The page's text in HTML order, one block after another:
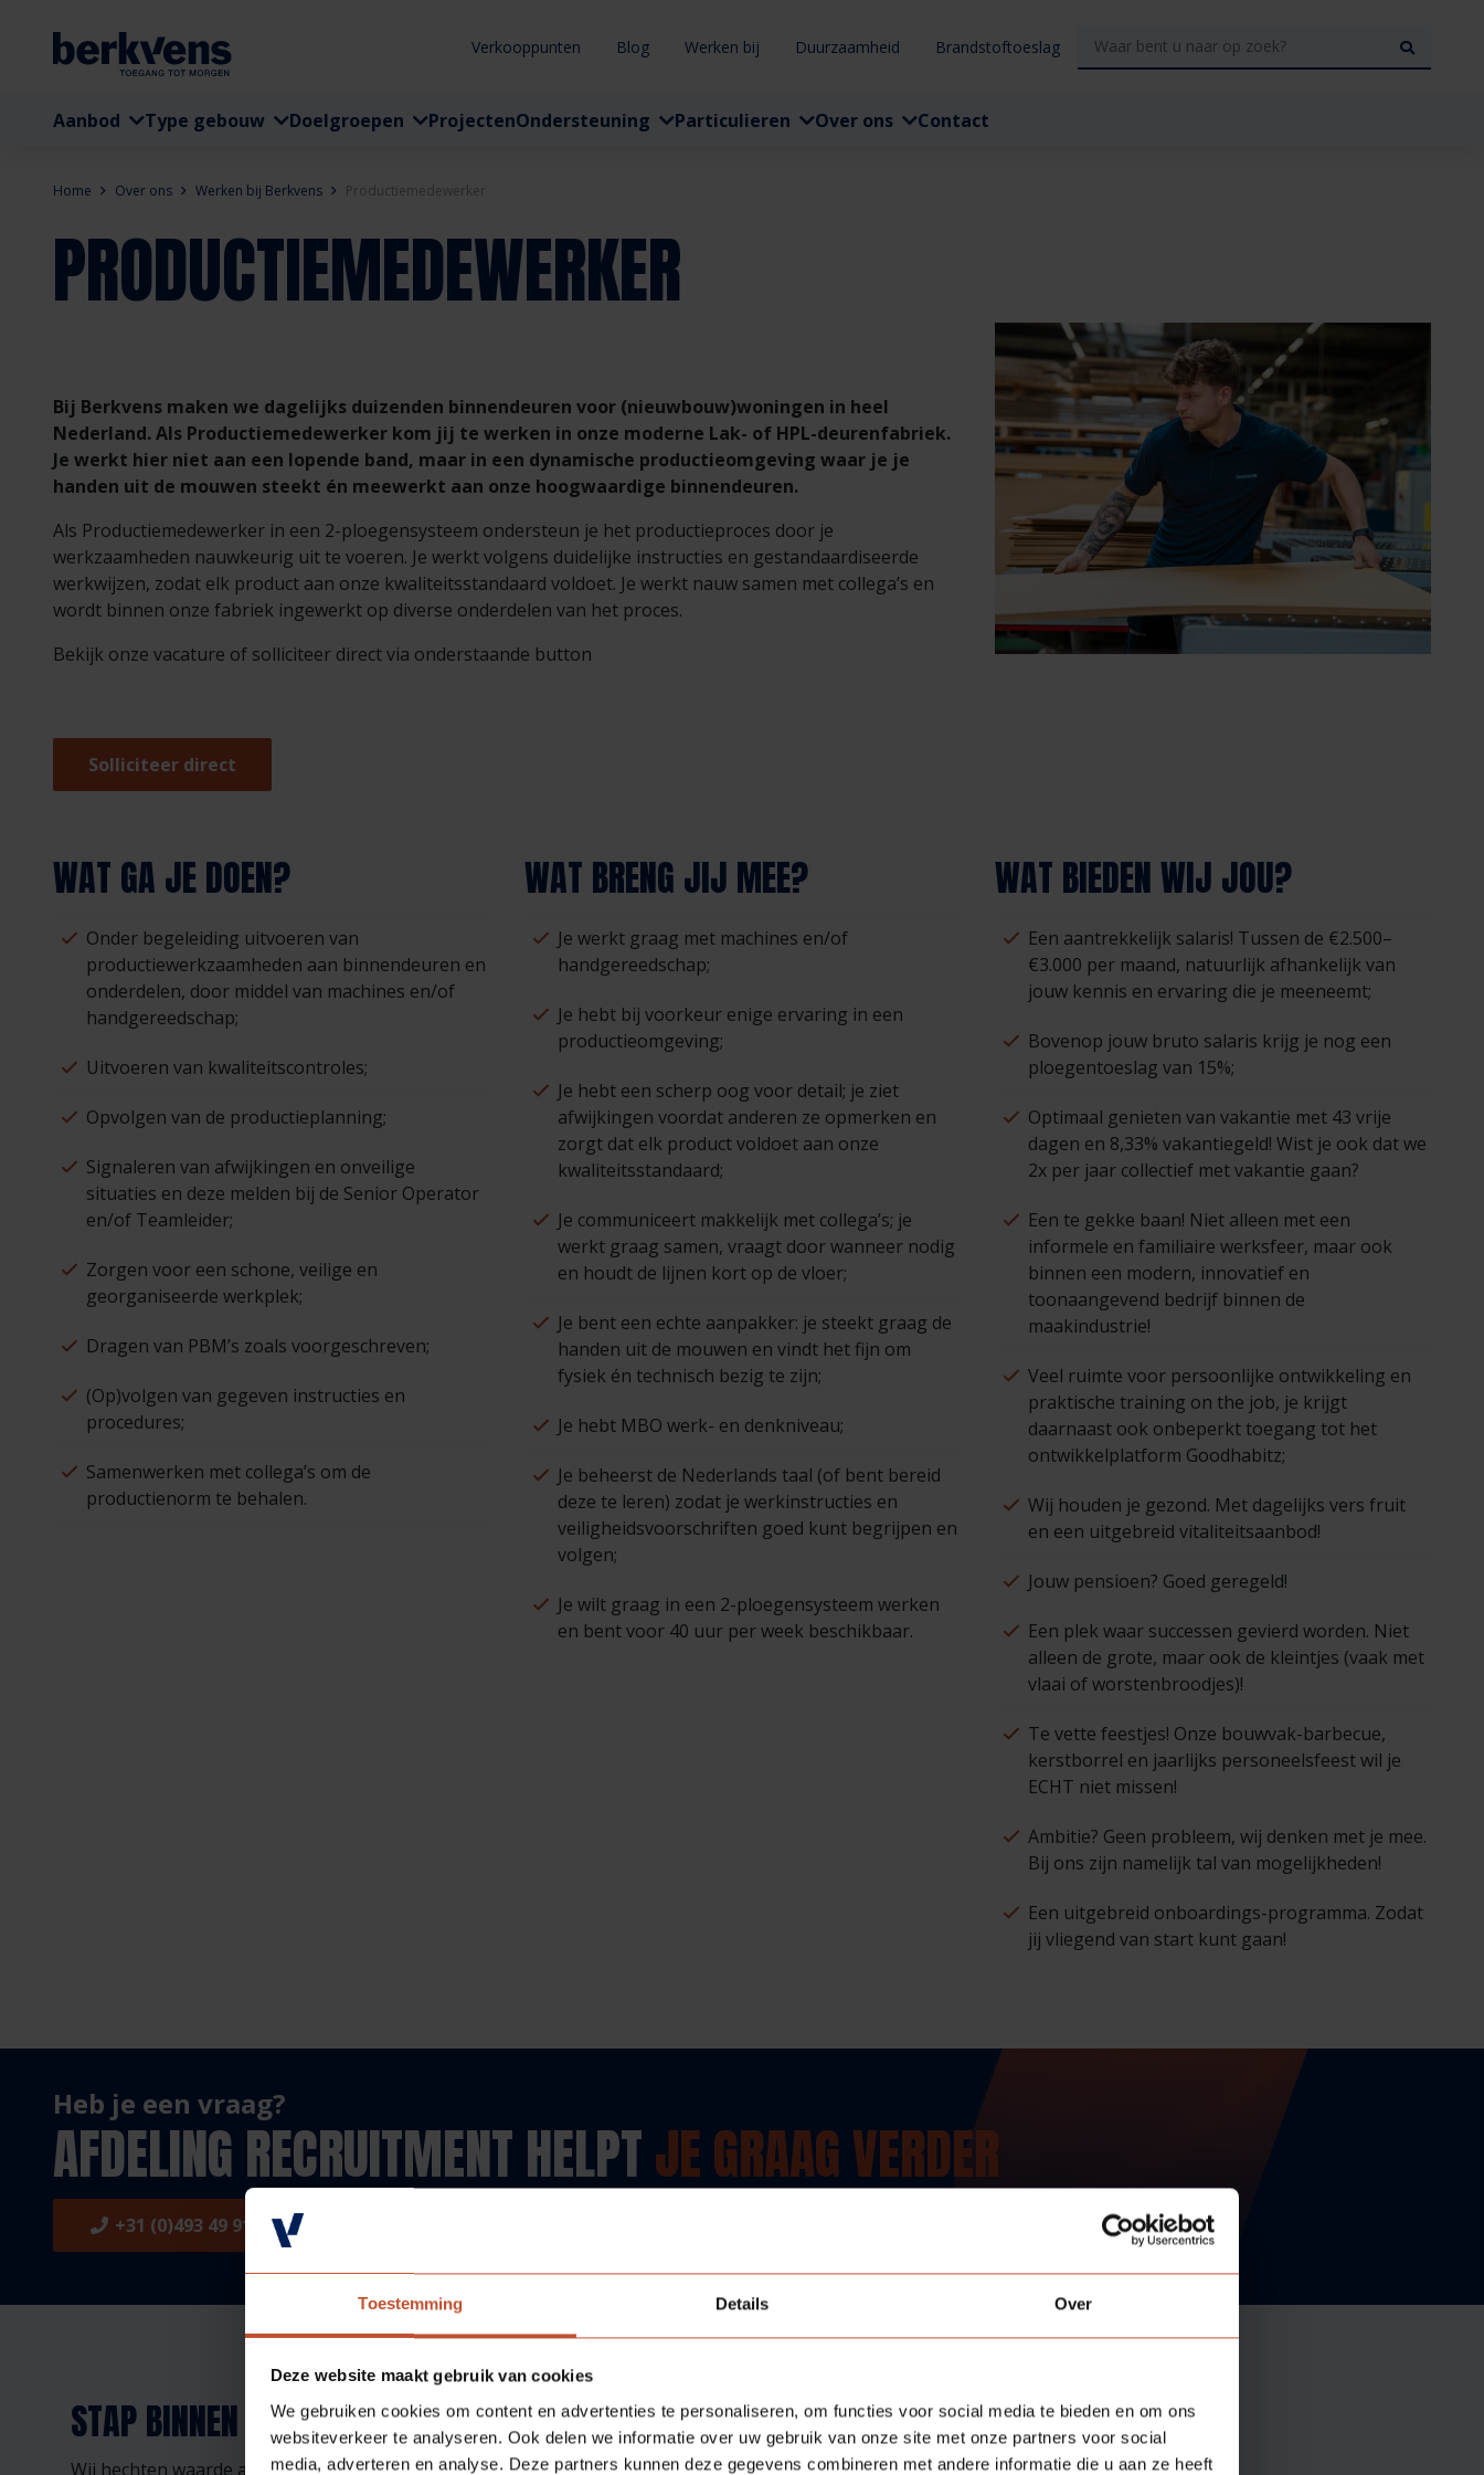
Toestemming Details Over
Deze website maakt gebruik van cookies
We gebruiken cookies om content en advertenties te personaliseren, om functies voor social media te bieden en om ons
websiteverkeer te analyseren. Ook delen we informatie over uw gebruik van onze site met onze partners voor social
media, adverteren en analyse. Deze partners kunnen deze gegevens combineren met andere informatie die u aan ze heeft
Verkooppunten Blog Werken bij Duurzaamheid Brandstoftoeslag
Aanbod Type gebouw Doelgroepen ProjectenOndersteuning Particulieren Over ons Contact
Home Over ons Werken bij Berkvens Productiemedewerker
PRODUCTIEMEDEWERKER
Bij Berkvens maken we dagelijks duizenden binnendeuren voor (nieuwbouw)woningen in heel
Nederland. Als Productiemedewerker kom jij te werken in onze moderne Lak- of HPL-deurenfabriek.
Je werkt hier niet aan een lopende band, maar in een dynamische productieomgeving waar je je
handen uit de mouwen steekt én meewerkt aan onze hoogwaardige binnendeuren.
Als Productiemedewerker in een 2-ploegensysteem ondersteun je het productieproces door je
werkzaamheden nauwkeurig uit te voeren. Je werkt volgens duidelijke instructies en gestandaardiseerde
werkwijzen, zodat elk product aan onze kwaliteitsstandaard voldoet. Je werkt nauw samen met collega’s en
wordt binnen onze fabriek ingewerkt op diverse onderdelen van het proces.
Bekijk onze vacature of solliciteer direct via onderstaande button
Solliciteer direct
WAT GA JE DOEN?
Onder begeleiding uitvoeren van
productiewerkzaamheden aan binnendeuren en
onderdelen, door middel van machines en/of
handgereedschap;
Uitvoeren van kwaliteitscontroles;
Opvolgen van de productieplanning;
Signaleren van afwijkingen en onveilige
situaties en deze melden bij de Senior Operator
en/of Teamleider;
Zorgen voor een schone, veilige en
georganiseerde werkplek;
Dragen van PBM’s zoals voorgeschreven;
(Op)volgen van gegeven instructies en
procedures;
Samenwerken met collega’s om de
productienorm te behalen.
WAT BRENG JIJ MEE?
Je werkt graag met machines en/of
handgereedschap;
Je hebt bij voorkeur enige ervaring in een
productieomgeving;
Je hebt een scherp oog voor detail; je ziet
afwijkingen voordat anderen ze opmerken en
zorgt dat elk product voldoet aan onze
kwaliteitsstandaard;
Je communiceert makkelijk met collega’s; je
werkt graag samen, vraagt door wanneer nodig
en houdt de lijnen kort op de vloer;
Je bent een echte aanpakker: je steekt graag de
handen uit de mouwen en vindt het fijn om
fysiek én technisch bezig te zijn;
Je hebt MBO werk- en denkniveau;
Je beheerst de Nederlands taal (of bent bereid
deze te leren) zodat je werkinstructies en
veiligheidsvoorschriften goed kunt begrijpen en
volgen;
Je wilt graag in een 2-ploegensysteem werken
en bent voor 40 uur per week beschikbaar.
WAT BIEDEN WIJ JOU?
Een aantrekkelijk salaris! Tussen de €2.500–
€3.000 per maand, natuurlijk afhankelijk van
jouw kennis en ervaring die je meeneemt;
Bovenop jouw bruto salaris krijg je nog een
ploegentoeslag van 15%;
Optimaal genieten van vakantie met 43 vrije
dagen en 8,33% vakantiegeld! Wist je ook dat we
2x per jaar collectief met vakantie gaan?
Een te gekke baan! Niet alleen met een
informele en familiaire werksfeer, maar ook
binnen een modern, innovatief en
toonaangevend bedrijf binnen de
maakindustrie!
Veel ruimte voor persoonlijke ontwikkeling en
praktische training on the job, je krijgt
daarnaast ook onbeperkt toegang tot het
ontwikkelplatform Goodhabitz;
Wij houden je gezond. Met dagelijks vers fruit
en een uitgebreid vitaliteitsaanbod!
Jouw pensioen? Goed geregeld!
Een plek waar successen gevierd worden. Niet
alleen de grote, maar ook de kleintjes (vaak met
vlaai of worstenbroodjes)!
Te vette feestjes! Onze bouwvak-barbecue,
kerstborrel en jaarlijks personeelsfeest wil je
ECHT niet missen!
Ambitie? Geen probleem, wij denken met je mee.
Bij ons zijn namelijk tal van mogelijkheden!
Een uitgebreid onboardings-programma. Zodat
jij vliegend van start kunt gaan!
Heb je een vraag?
AFDELING RECRUITMENT HELPTJE GRAAG VERDER
+31 (0)493 49 91 11
STAP BINNEN BIJ BERKVENS!
Wij hechten waarde aan meedenken, open communicatie en een goede samenwerking. Al onze 480